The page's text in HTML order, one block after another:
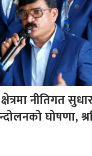
नीतिगत
घोषणा,